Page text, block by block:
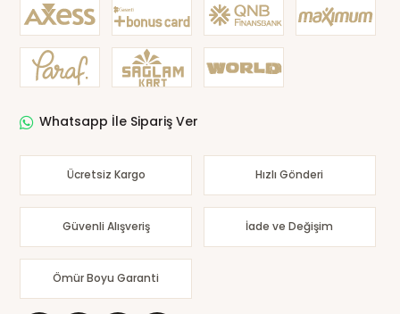
Whatsapp İle Sipariş Ver
Ücretsiz Kargo Hızlı Gönderi
Güvenli Alışveriş İade ve Değişim
Ömür Boyu Garanti